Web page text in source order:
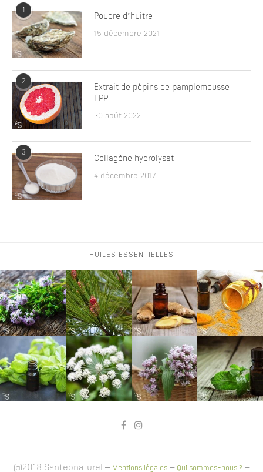
1
Poudre d’huitre
15 décembre 2021
2
Extrait de pépins de pamplemousse –
EPP
30 août 2022
3
Collagène hydrolysat
4 décembre 2017
HUILES ESSENTIELLES
@2018 Santeonaturel – Mentions légales – Qui sommes-nous ? –